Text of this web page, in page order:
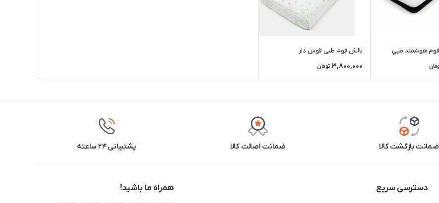
هوشمند طبي بالش فوم طبی قوس دار
3,800,000 تومان
ضمانت بازگشت کالا ضمانت اصالت کالا پشتیبانی ۲۴ ساعته
دسترسی سریع همراه ما باشید!